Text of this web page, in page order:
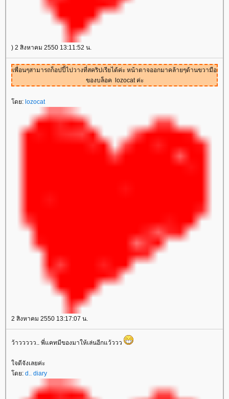
) 2 สิงหาคม 2550 13:11:52 น.
เพื่อนๆสามารถก็อปปี้ไปวางที่สคริปเรียได้ค่ะ หน้าตาจออกมาคล้ายๆด้านขวามือ
ของบล็อค lozocat ค่ะ
ดย: lozocat
2 สิงหาคม 2550 13:17:07 น.
ว้าววววว.. พี่แคทมีของมาให้เล่นอีกแว้ววว
จดีจังเลยค่ะ
ดย: d.. diary